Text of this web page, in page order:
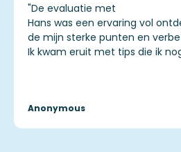
"De evaluatie met
Hans was een ervaring vol
de mijn sterke punten en
Ik kwam eruit met tips die ik
Anonymous